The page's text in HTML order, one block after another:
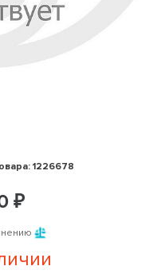
1226678
₽